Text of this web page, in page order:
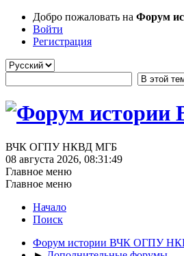
Добро пожаловать на Форум
Войти
Регистрация
ВЧК ОГПУ НКВД МГБ
08 августа 2026, 08:31:49
Главное меню
Главное меню
Начало
Поиск
Форум истории ВЧК ОГПУ